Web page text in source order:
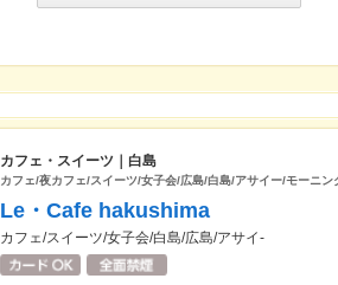
カフェ・スイーツ｜白島
カフェ/夜カフェ/スイーツ/女子会/広島/白島/アサイー/モーニン
Le・Cafe hakushima
カフェ/スイーツ/女子会/白島/広島/アサイ-